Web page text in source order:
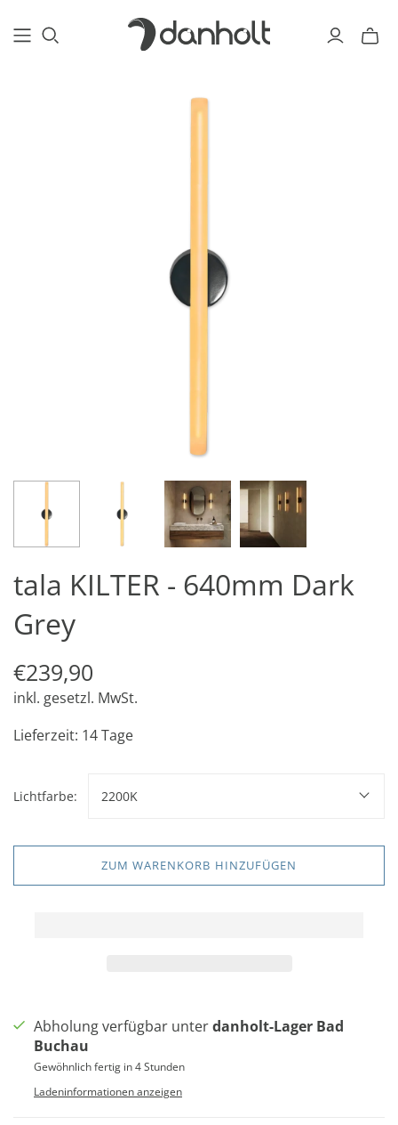
tala KILTER - 640mm Dark
Grey
€239,90
inkl. gesetzl. MwSt.
Lieferzeit: 14 Tage
Lichtfarbe: 2200K
ZUM WARENKORB HINZUFÜGEN
Abholung verfügbar unterdanholt-Lager Bad
Buchau
Gewöhnlich fertig in 4 Stunden
Ladeninformationen anzeigen